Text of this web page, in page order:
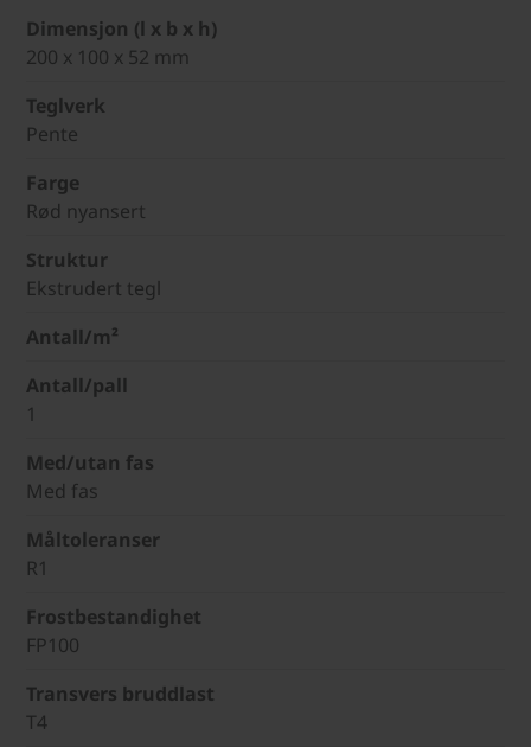
Dimensjon (l x b x h)
200 x 100 x 52 mm
Teglverk
Pente
Farge
Rød nyansert
Struktur
Ekstrudert tegl
Antall/m²
Antall/pall
1
Med/utan fas
Med fas
Måltoleranser
R1
Frostbestandighet
FP100
Transvers bruddlast
T4